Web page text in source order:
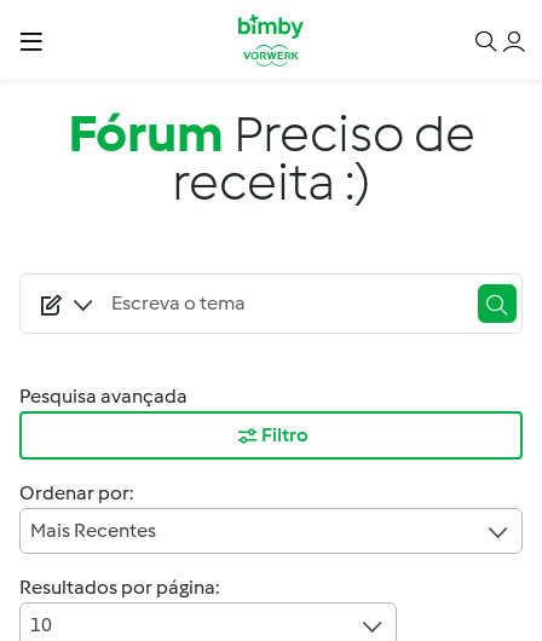
Passar para o conteúdo principal
Fórum Preciso de
receita :)
Pesquisa avançada
Filtro
Ordenar por:
Mais Recentes
Resultados por página:
10